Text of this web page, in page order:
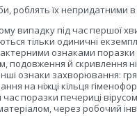
роблять їх непридатними в
випадку під час першої
тільки одиничні
ознаками поразки
подовження й скривлення
ознаки захворювання:
на ніжці кільця
поразки печериці вірусом
через робочий